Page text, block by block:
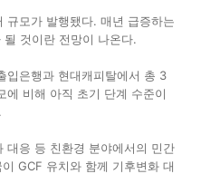
규모가 발행됐다. 매년 급증하는
것이란 전망이 나온다.
입은행과 현대캐피탈에서 총 3
에 비해 아직 초기 단계 수준이
대응 등 친환경 분야에서의 민간
GCF 유치와 함께 기후변화 대